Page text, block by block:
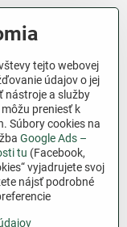
Fungujeme len
prácu a
nám pomáha
pomáhať
tejto webovej
údajov o jej
nástroje a služby
preniesť k
Súbory cookies na
Google Ads –
tu (Facebook,
vyjadrujete svoj
nájsť podrobné